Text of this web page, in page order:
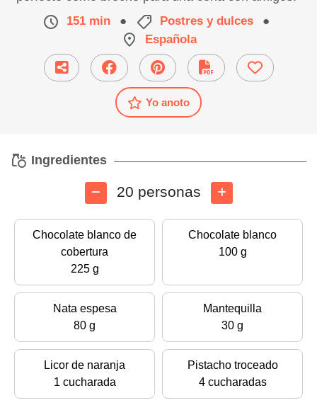
151 min ● Postres y dulces
●
Española
Yo anoto
Ingredientes
20 personas
Chocolate blanco de
cobertura
225 g
Chocolate blanco
100 g
Nata espesa
80 g
Mantequilla
30 g
Licor de naranja
1 cucharada
Pistacho troceado
4 cucharadas